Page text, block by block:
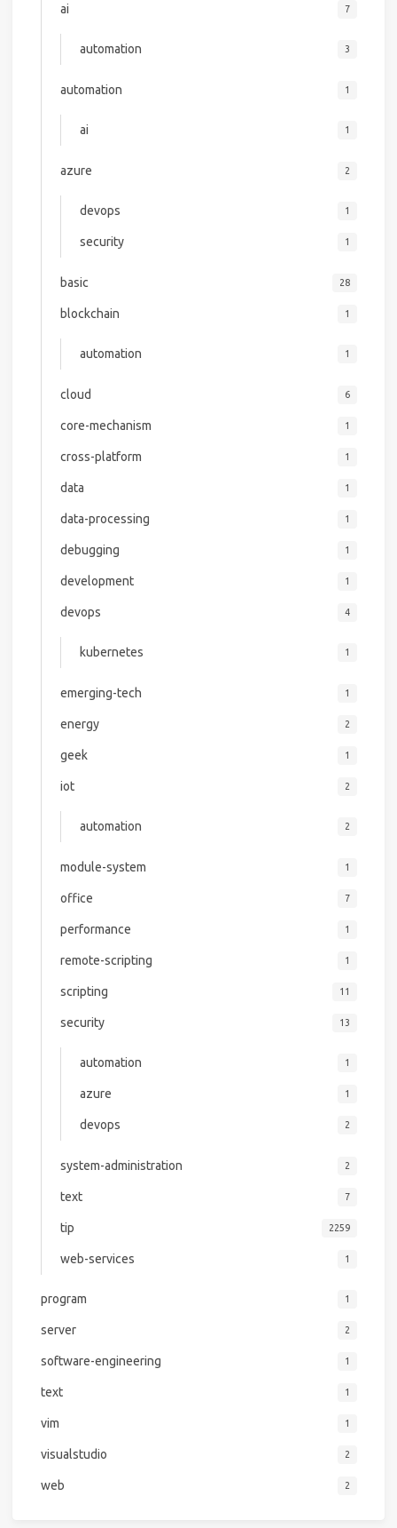
ai 7
automation 3
automation 1
ai 1
azure 2
devops 1
security 1
basic 28
blockchain 1
automation 1
cloud 6
core-mechanism 1
cross-platform 1
data 1
data-processing 1
debugging 1
development 1
devops 4
kubernetes 1
emerging-tech 1
energy 2
geek 1
iot 2
automation 2
module-system 1
office 7
performance 1
remote-scripting 1
scripting 11
security 13
automation 1
azure 1
devops 2
system-administration 2
text 7
tip 2259
web-services 1
program 1
server 2
software-engineering 1
text 1
vim 1
visualstudio 2
web 2